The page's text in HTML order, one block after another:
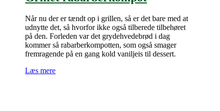
Når nu der er tændt op i grillen, så er det bare med at
udnytte det, så hvorfor ikke også tilberede tilbehøret
på den. Forleden var det grydehvedebrød i dag
kommer så rabarberkompotten, som også smager
fremragende på en gang kold vaniljeis til dessert.
Læs mere